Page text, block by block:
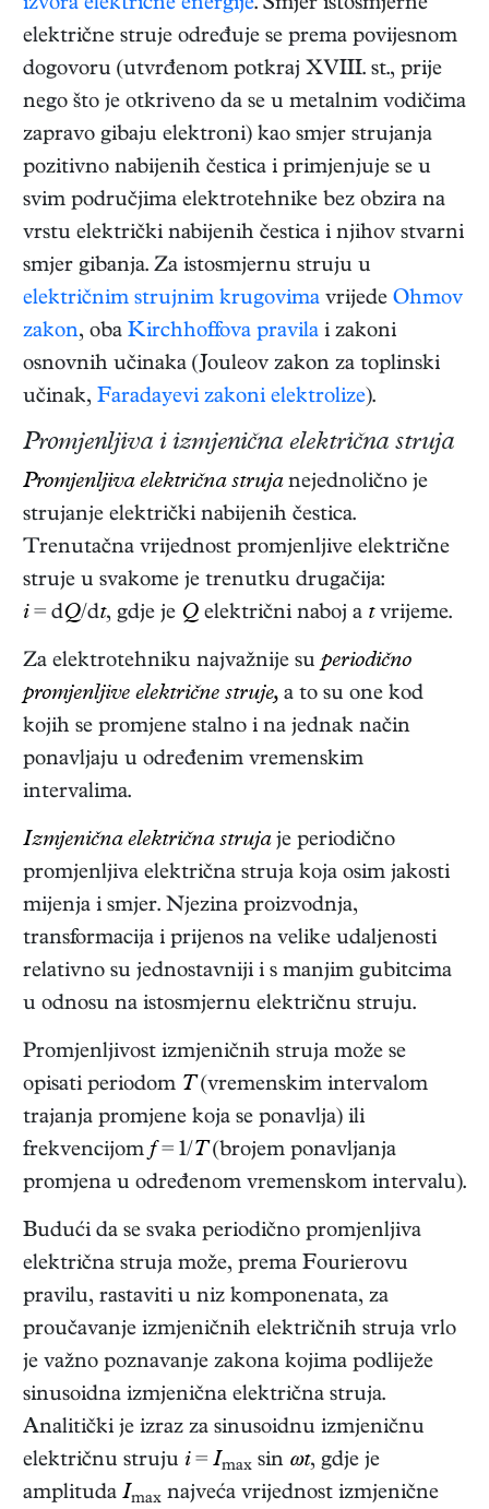
izvora električne energije. Smjer istosmjerne
električne struje određuje se prema povijesnom
dogovoru (utvrđenom potkraj XVIII. st., prije
nego što je otkriveno da se u metalnim vodičima
zapravo gibaju elektroni) kao smjer strujanja
pozitivno nabijenih čestica i primjenjuje se u
svim područjima elektrotehnike bez obzira na
vrstu električki nabijenih čestica i njihov stvarni
smjer gibanja. Za istosmjernu struju u
električnim strujnim krugovima vrijede Ohmov
zakon, oba Kirchhoffova pravila i zakoni
osnovnih učinaka (Jouleov zakon za toplinski
učinak, Faradayevi zakoni elektrolize).
Promjenljiva i izmjenična električna struja
Promjenljiva električna strujanejednolično je
strujanje električki nabijenih čestica.
Trenutačna vrijednost promjenljive električne
struje u svakome je trenutku drugačija:
i= dQ/dt, gdje je Q električni naboj a tvrijeme.
Za elektrotehniku najvažnije su periodično
promjenljive električne struje, a to su one kod
kojih se promjene stalno i na jednak način
ponavljaju u određenim vremenskim
intervalima.
Izmjenična električna strujaje periodično
promjenljiva električna struja koja osim jakosti
mijenja i smjer. Njezina proizvodnja,
transformacija i prijenos na velike udaljenosti
relativno su jednostavniji i s manjim gubitcima
u odnosu na istosmjernu električnu struju.
Promjenljivost izmjeničnih struja može se
opisati periodom T(vremenskim intervalom
trajanja promjene koja se ponavlja) ili
frekvencijom f= 1/T(brojem ponavljanja
promjena u određenom vremenskom intervalu).
Budući da se svaka periodično promjenljiva
električna struja može, prema Fourierovu
pravilu, rastaviti u niz komponenata, za
proučavanje izmjeničnih električnih struja vrlo
je važno poznavanje zakona kojima podliježe
sinusoidna izmjenična električna struja.
Analitički je izraz za sinusoidnu izmjeničnu
električnu struju i= Imax sin ωt, gdje je
amplituda Imax najveća vrijednost izmjenične